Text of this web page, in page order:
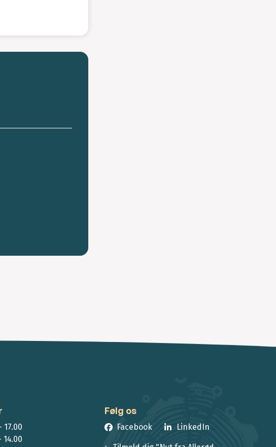
17.00
Følg os
Facebook LinkedIn